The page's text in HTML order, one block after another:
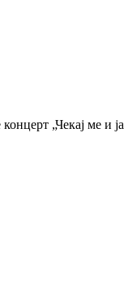
„Чекај ме и